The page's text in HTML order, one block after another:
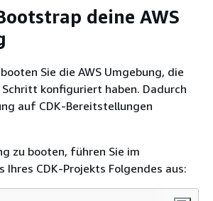
deine AWS
Sie die AWS Umgebung, die
Schritt konfiguriert haben. Dadurch
auf CDK-Bereitstellungen
zu booten, führen Sie im
Ihres CDK-Projekts Folgendes aus: